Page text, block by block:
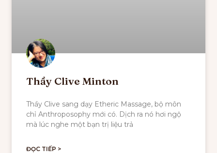
Thầy Clive Minton
Thầy Clive sang dạy Etheric Massage, bộ môn
chỉ Anthroposophy mới có. Dịch ra nó hơi ngộ
mà lúc nghe một bạn trị liệu trả
ĐỌC TIẾP >